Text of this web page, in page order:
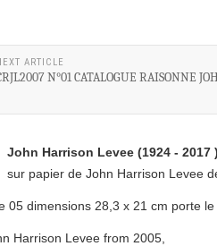
ARTICLE
N°01 CATALOGUE RAISONNE
John Harrison Levee (1924 - 2017 )
sur papier de John Harrison Levee
dimensions 28,3 x 21 cm porte le
Harrison Levee from 2005,